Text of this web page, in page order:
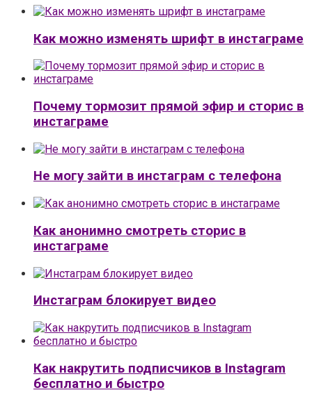
Как можно изменять шрифт в инстаграме
Почему тормозит прямой эфир и сторис в
инстаграме
Не могу зайти в инстаграм с телефона
Как анонимно смотреть сторис в
инстаграме
Инстаграм блокирует видео
Как накрутить подписчиков в Instagram
бесплатно и быстро